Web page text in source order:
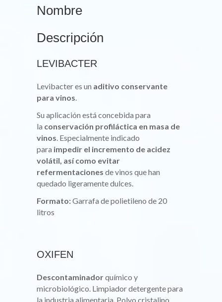
Nombre
Descripción
LEVIBACTER
Levibacter es un aditivo conservante
para vinos.
Su aplicación está concebida para
la conservación profiláctica en masa de
vinos. Especialmente indicado
para impedir el incremento de acidez
volátil, así como evitar
refermentaciones de vinos que han
quedado ligeramente dulces.
Formato:Garrafa de polietileno de 20
litros
OXIFEN
Descontaminadorquímico y
microbiológico. Limpiador detergente para
la industria alimentaria. Polvo cristalino